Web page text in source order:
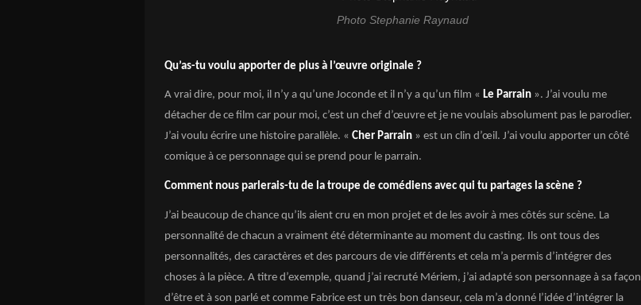
Photo Stephanie Raynaud
Qu’as-tu voulu apporter de plus à l’œuvre originale ?
A vrai dire, pour moi, il n’y a qu’une Joconde et il n’y a qu’un film « Le Parrain ». J’ai voulu me
détacher de ce film car pour moi, c’est un chef d’œuvre et je ne voulais absolument pas le parodier.
J’ai voulu écrire une histoire parallèle. « Cher Parrain » est un clin d’œil. J’ai voulu apporter un côté
comique à ce personnage qui se prend pour le parrain.
Comment nous parlerais-tu de la troupe de comédiens avec qui tu partages la scène ?
J’ai beaucoup de chance qu’ils aient cru en mon projet et de les avoir à mes côtés sur scène. La
personnalité de chacun a vraiment été déterminante au moment du casting. Ils ont tous des
personnalités, des caractères et des parcours de vie différents et cela m’a permis d’intégrer des
choses à la pièce. A titre d’exemple, quand j’ai recruté Mériem, j’ai adapté son personnage à sa façon
d’être et à son parlé et comme Fabrice est un très bon danseur, cela m’a donné l’idée d’intégrer la